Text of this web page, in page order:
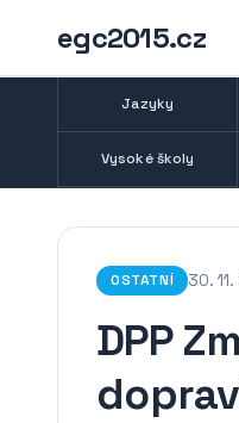
egc2015.cz
Jazyky
Vysoké školy
OSTATNÍ 30.
DPP